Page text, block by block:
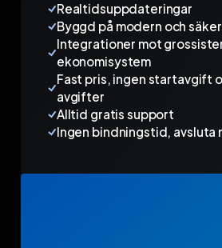
Realtidsuppdateringar
Byggd på modern och
Integrationer mot
ekonomisystem
Fast pris, ingen startavgift
avgifter
Alltid gratis support
Ingen bindningstid, avsluta